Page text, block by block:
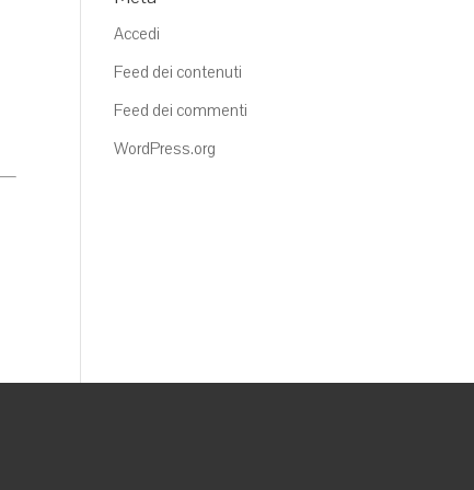
Accedi
Feed dei contenuti
Feed dei commenti
WordPress.org